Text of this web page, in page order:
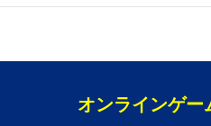
オンラインゲー